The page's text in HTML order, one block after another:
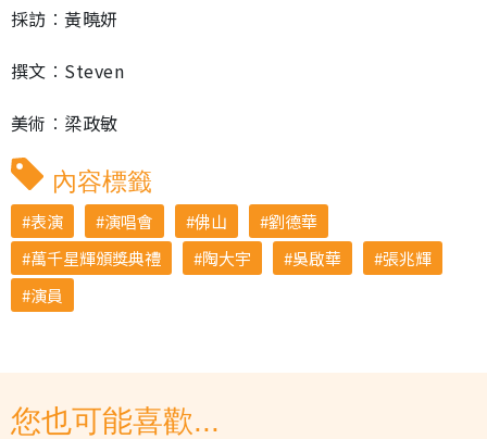
採訪︰黃曉妍
撰文︰Steven
美術︰梁政敏
內容標籤
表演 演唱會 佛山
劉德華
萬千星輝頒獎典禮
陶大宇 吳啟華
張兆輝
演員
您也可能喜歡...